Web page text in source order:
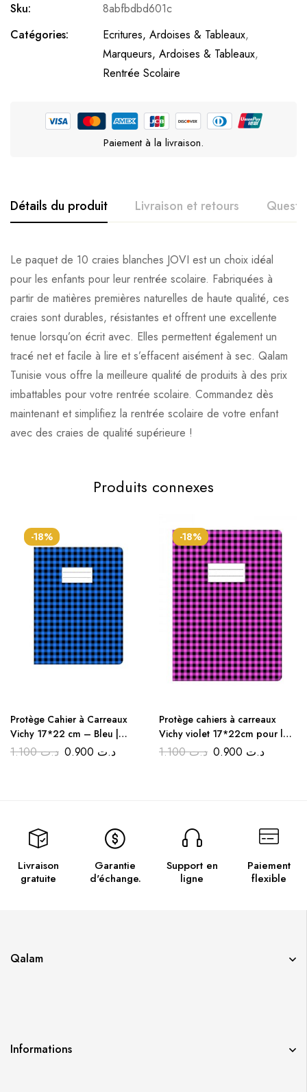
Sku:
8abfbdbd601c
Catégories:
Ecritures, Ardoises & Tableaux,
Marqueurs, Ardoises & Tableaux,
Rentrée Scolaire
Paiement à la livraison.
Détails du produit Livraison et retours
Le paquet de 10 craies blanches JOVI est un choix idéal
pour les enfants pour leur rentrée scolaire. Fabriquées à
partir de matières premières naturelles de haute qualité, ces
craies sont durables, résistantes et offrent une excellente
tenue lorsqu’on écrit avec. Elles permettent également un
tracé net et facile à lire et s’effacent aisément à sec. Qalam
Tunisie vous offre la meilleure qualité de produits à des prix
imbattables pour votre rentrée scolaire. Commandez dès
maintenant et simplifiez la rentrée scolaire de votre enfant
avec des craies de qualité supérieure !
Produits connexes
-18%
Protège Cahier à Carreaux
Vichy 17*22 cm – Bleu |
Couvre Livres Rentrée Discount
د.ت1.100 د.ت
-18%
Protège cahiers à carreaux
Vichy violet 17*22cm pour la
rentrée scolaire
د.ت1.100 د.ت
Livraison
gratuite
Garantie
d'échange.
Support en
ligne
Paiement
flexible
Qalam
Informations